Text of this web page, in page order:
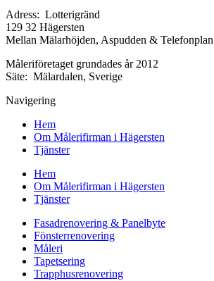
Adress: Lotterigränd
129 32 Hägersten
Mellan Mälarhöjden, Aspudden & Telefonplan
Måleriföretaget grundades år 2012
Säte: Mälardalen, Sverige
Navigering
Hem
Om Målerifirman i Hägersten
Tjänster
Hem
Om Målerifirman i Hägersten
Tjänster
Fasadrenovering & Panelbyte
Fönsterrenovering
Måleri
Tapetsering
Trapphusrenovering